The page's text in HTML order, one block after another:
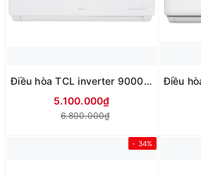
Điều hòa TCL inverter 9000btu 1 chiều TBIP-10CSD/TPHI
5.100.000₫
6.800.000₫
- 34%